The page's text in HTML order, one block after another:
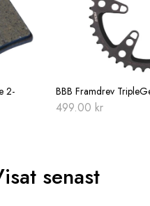
2-
BBB Framdrev
499.00 kr
senast